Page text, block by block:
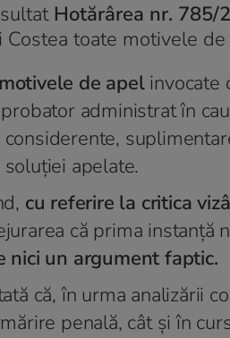
Hotărârea nr. 785/
toate motivele
de apelinvocate
administrat în
apelate.
cu referire la critica
că prima instanţă
nici un argument faptic.
că, în urma analizării
penală, cât şi în